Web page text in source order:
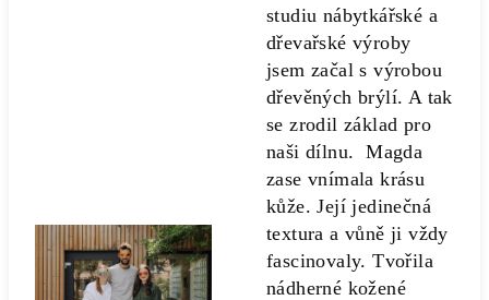
studiu nábytkářské a
dřevařské výroby
jsem začal s výrobou
dřevěných brýlí. A tak
se zrodil základ pro
naši dílnu. Magda
zase vnímala krásu
kůže. Její jedinečná
textura a vůně ji vždy
fascinovaly. Tvořila
nádherné kožené